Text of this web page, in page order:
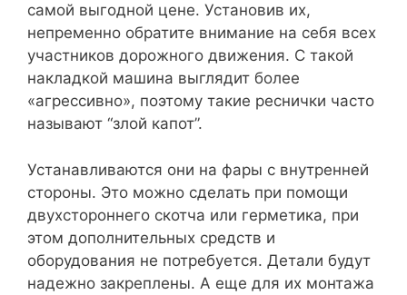
самой выгодной цене. Установив их,
непременно обратите внимание на себя всех
участников дорожного движения. С такой
накладкой машина выглядит более
«агрессивно», поэтому такие реснички часто
называют “злой капот”.
Устанавливаются они на фары с внутренней
стороны. Это можно сделать при помощи
двухстороннего скотча или герметика, при
этом дополнительных средств и
оборудования не потребуется. Детали будут
надежно закреплены. А еще для их монтажа